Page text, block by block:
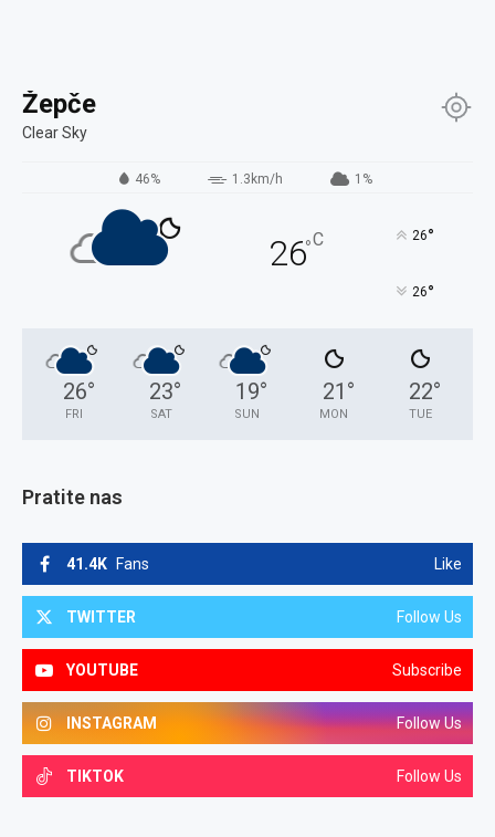
Žepče
Clear Sky
46% 1.3km/h 1%
26°C 26°
26°
26°
FRI
23°
SAT
19°
SUN
21 °
MON
22°
TUE
Pratite nas
41.4K Fans Like
TWITTER Follow Us
YOUTUBE Subscribe
INSTAGRAM Follow Us
TIKTOK Follow Us